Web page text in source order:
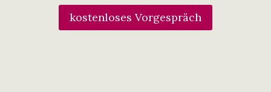
kostenloses Vorgespräch